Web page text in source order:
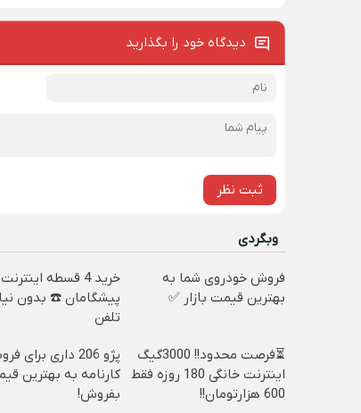
دیدگاه خود را بگذارید
ثبت نظر
وبگردی
فروش خودروی شما به
بهترین قیمت بازار ✅
خرید 4 قسطه اینترنت
پیشگامان ☎️ بدون
تلفن
⏳فرصت محدود!! 3000گیگ
اینترنت خانگی 180 روزه فقط
600 هزارتومان!!
پژو 206 داری
کارنامه به بهترین
بفروش!